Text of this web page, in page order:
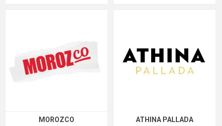
MOROZCO ATHINA PALLADA